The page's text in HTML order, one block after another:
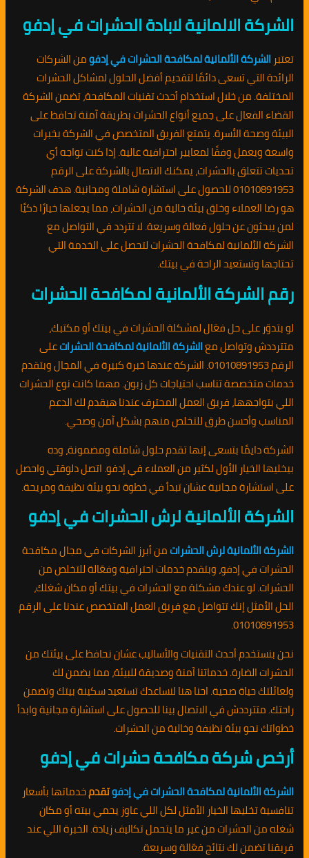
الشركة الالمانية لابادة الحشرات في إدفو
تعتبر الشركة الألمانية لمكافحة الحشرات في إدفومن الشركات
الرائدة التي تسعى دائمًا لتقديم أفضل الحلول لمشاكل الحشرات
المختلفة. من خلال استخدام أحدث تقنيات المكافحة، تضمن الشركة
القضاء الفعال على جميع أنواع الحشرات بطريقة آمنة تحافظ على
البيئة وصحة الأسرة. يتمتع الفريق المتخصص في الشركة بخبرات
واسعة ويعمل وفقًا لمعايير احترافية عالية. إذا كنت تواجه أي
تحديات تتعلق بالحشرات، يمكنك الاتصال بالشركة على الرقم
01010891953 للحصول على استشارة شاملة ومجانية. هدف الشركة
هو رضا العملاء وخلق بيئة خالية من الحشرات، مما يجعلها خيارًا ذكيًا
لمن يبحثون عن حلول فعالة وسريعة. لا تتردد في التواصل مع
الشركة الألمانية لمكافحة الحشرات لتحصل على الخدمة التي
تحتاجها وتستعيد الراحة في بيتك.
رقم الشركة الألمانية لمكافحة الحشرات
لو بتدوّر على حل فعّال لمشكلة الحشرات في بيتك أو مكتبك،
متترددش وتواصل معالشركة الألمانية لمكافحة الحشراتعلى
الرقم 01010891953. الشركة عندها خبرة كبيرة في المجال وبتقدم
خدمات متخصصة تناسب احتياجات كل زبون. مهما كانت نوع الحشرات
اللي بتواجهها، فريق العمل المحترف عندنا هيقدم لك الدعم
المناسب وأحسن طرق للتخلص منهم بشكل آمن وصحي.
الشركة دايمًا بتسعى إنها تقدم حلول شاملة ومضمونة، وده
بيخليها الخيار الأول لكثير من العملاء في إدفو. اتصل دلوقتي واحصل
على استشارة مجانية عشان تبدأ في خطوة نحو بيئة نظيفة ومريحة.
الشركة الألمانية لرش الحشرات في إدفو
الشركة الألمانية لرش الحشراتمن أبرز الشركات في مجال مكافحة
الحشرات في إدفو، وبتقدم خدمات احترافية وفعّالة للتخلص من
الحشرات. لو عندك مشكلة مع الحشرات في بيتك أو مكان شغلك،
الحل الأمثل إنك تتواصل مع فريق العمل المتخصص عندنا على الرقم
01010891953.
نحن بنستخدم أحدث التقنيات والأساليب عشان نحافظ على بيئتك من
الحشرات الضارة. خدماتنا آمنة وصديقة للبيئة، مما يضمن لك
ولعائلتك حياة صحية. احنا هنا لنساعدك تستعيد سكينة بيتك وتضمن
راحتك. متترددش في الاتصال بينا للحصول على استشارة مجانية وابدأ
خطواتك نحو بيئة نظيفة وخالية من الحشرات.
أرخص شركة مكافحة حشرات في إدفو
الشركة الألمانية لمكافحة الحشرات في إدفوتقدمخدماتها بأسعار
تنافسية تخليها الخيار الأمثل لكل اللي عاوز يحمي بيته أو مكان
شغله من الحشرات من غير ما يتحمل تكاليف زيادة. الخبرة اللي عند
فريقنا تضمن لك نتائج فعّالة وسريعة.